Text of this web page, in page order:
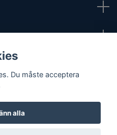
Du måste acceptera
alla